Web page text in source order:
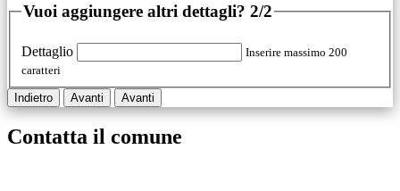
Vuoi aggiungere altri dettagli? 2/2
Dettaglio
Inserire massimo 200
caratteri
Indietro Avanti Avanti
Contatta il comune